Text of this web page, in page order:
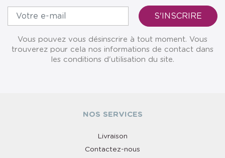
Vous pouvez vous désinscrire à tout moment. Vous
trouverez pour cela nos informations de contact dans
les conditions d'utilisation du site.
NOS SERVICES
Livraison
Contactez-nous